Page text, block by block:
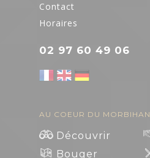
Contact
Horaires
02 97 60 49 06
AU COEUR DU MORBIHAN
Découvrir
Bouger